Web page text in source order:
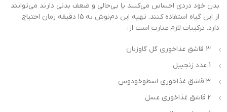
بدن خود دردی احساس می‌کنند یا بی‌حالی و ضعف بدنی دارند می‌توانند
از این گیاه استفاده کنند. تهیه این دم‌نوش به ۱۵ دقیقه زمان احتیاج
دارد. ترکیبات لازم عبارت است از:
3 قاشق غذاخوری گل گاوزبان
1 عدد زنجبیل
۳ قاشق غذاخوری اسطوخودوس
۲ قاشق غذاخوری عسل